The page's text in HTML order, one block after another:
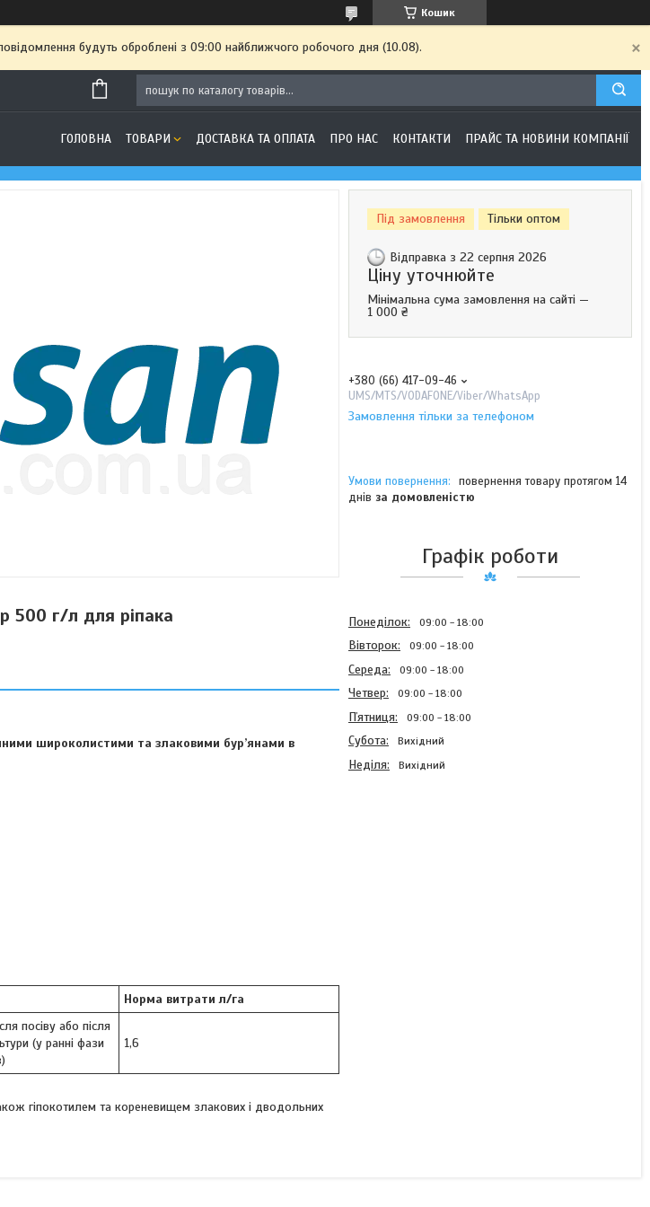
Кошик
будуть оброблені з 09:00 найближчого робочого дня (10.08).
ГОЛОВНА ТОВАРИ ДОСТАВКА ТА ОПЛАТА ПРО НАС КОНТАКТИ ПРАЙС ТА НОВИНИ КОМПАНІЇ
500 г/л для ріпака
широколистими та злаковими бур’янами в
Норма витрати л/га
посіву або після
(у ранні фази
1,6
гіпокотилем та кореневищем злакових і дводольних
Під замовлення Тільки оптом
Відправка з 22 серпня 2026
Ціну уточнюйте
Мінімальна сума замовлення на сайті —
1 000 ₴
+380 (66) 417-09-46
UMS/MTS/VODAFONE/Viber/WhatsApp
Замовлення тільки за телефоном
повернення товару протягом 14
днів за домовленістю
Графік роботи
Понеділок 09:00 18:00
Вівторок 09:00 18:00
Середа 09:00 18:00
Четвер 09:00 18:00
Пʼятниця 09:00 18:00
Субота Вихідний
Неділя Вихідний